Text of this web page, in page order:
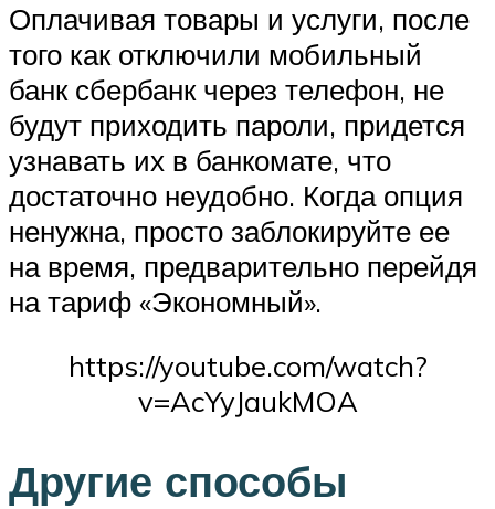
Оплачивая товары и услуги, после
того как отключили мобильный
банк сбербанк через телефон, не
будут приходить пароли, придется
узнавать их в банкомате, что
достаточно неудобно. Когда опция
ненужна, просто заблокируйте ее
на время, предварительно перейдя
на тариф «Экономный».
https://youtube.com/watch?
v=AcYyJaukMOA
Другие способы